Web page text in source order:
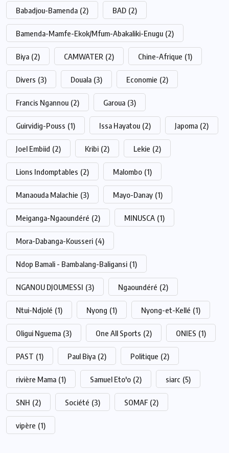
Babadjou-Bamenda (2) BAD (2)
Bamenda-Mamfe-Ekok/Mfum-Abakaliki-Enugu (2)
Biya (2) CAMWATER (2) Chine-Afrique (1)
Divers (3) Douala (3) Economie (2)
Francis Ngannou (2) Garoua (3)
Guirvidig-Pouss (1) Issa Hayatou (2) Japoma (2)
Joel Embiid (2) Kribi (2) Lekie (2)
Lions Indomptables (2) Malombo (1)
Manaouda Malachie (3) Mayo-Danay (1)
Meiganga-Ngaoundéré (2) MINUSCA (1)
Mora-Dabanga-Kousseri (4)
Ndop Bamali - Bambalang-Baligansi (1)
NGANOU DJOUMESSI (3) Ngaoundéré (2)
Ntui-Ndjolé (1) Nyong (1) Nyong-et-Kellé (1)
Oligui Nguema (3) One All Sports (2) ONIES (1)
PAST (1) Paul Biya (2) Politique (2)
rivière Mama (1) Samuel Eto'o (2) siarc (5)
SNH (2) Société (3) SOMAF (2)
vipère (1)